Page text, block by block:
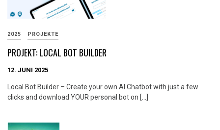
2025 PROJEKTE
PROJEKT: LOCAL BOT BUILDER
12. JUNI 2025
Local Bot Builder – Create your own AI Chatbot with just a few
clicks and download YOUR personal bot on […]